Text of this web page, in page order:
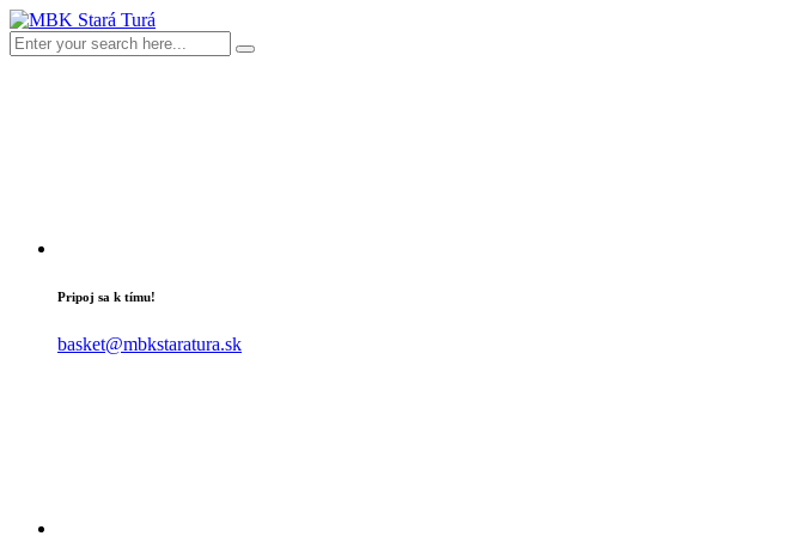
Pripoj sa k tímu!
basket@mbkstaratura.sk